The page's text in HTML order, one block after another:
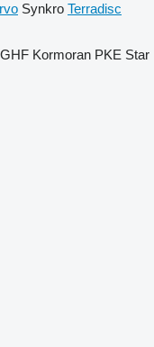
Synkro Terradisc
GHF Kormoran PKE Star